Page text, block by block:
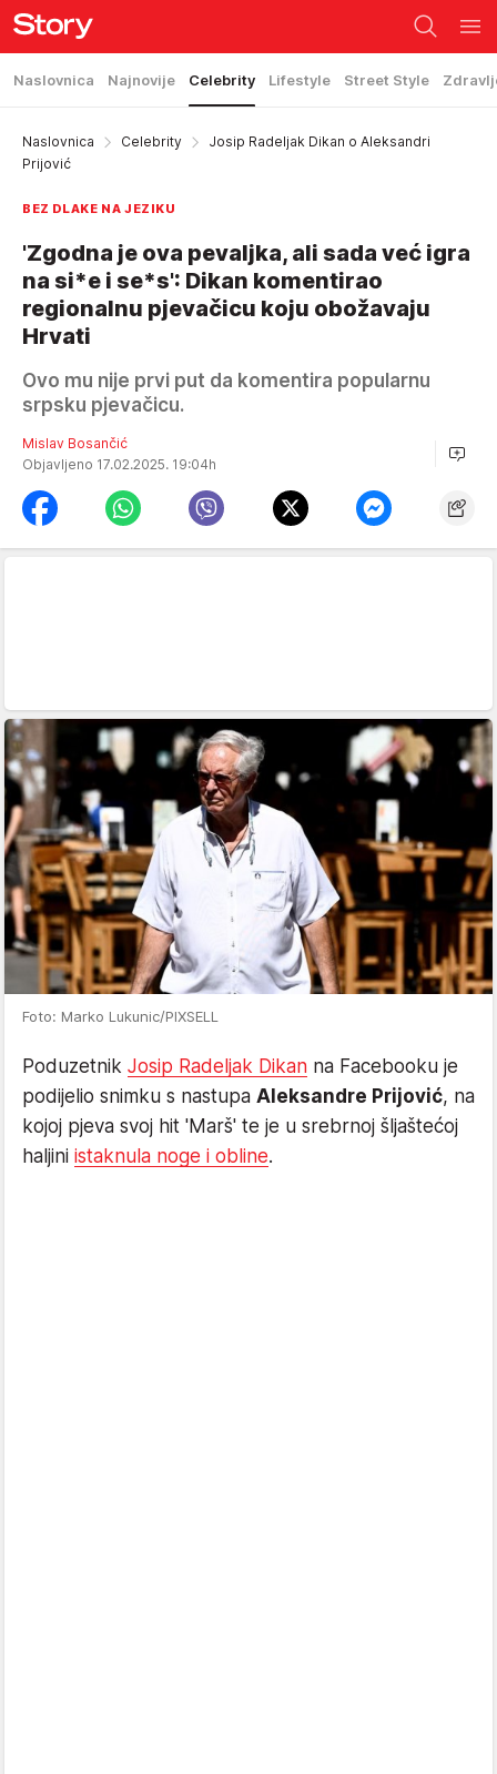
Naslovnica Najnovije Celebrity Lifestyle Street Style
Naslovnica Celebrity
Josip Radeljak Dikan o Aleksandri
Prijović
BEZ DLAKE NA JEZIKU
'Zgodna je ova pevaljka, ali sada već igra
na si*e i se*s': Dikan komentirao
regionalnu pjevačicu koju obožavaju
Hrvati
Ovo mu nije prvi put da komentira popularnu
srpsku pjevačicu.
Mislav Bosančić
Objavljeno 17.02.2025. 19:04h
Foto: Marko Lukunic/PIXSELL
Poduzetnik Josip Radeljak Dikan na Facebooku je
podijelio snimku s nastupa Aleksandre Prijović, na
kojoj pjeva svoj hit 'Marš' te je u srebrnoj šljaštećoj
haljini istaknula noge i obline.